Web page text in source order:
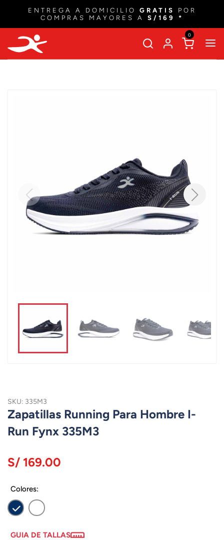
ENTREGA A DOMICILIO GRATIS
POR
COMPRAS MAYORES A S/169 *
0
SKU: 335M3
Zapatillas Running Para Hombre I-
Run Fynx 335M3
S/ 169.00
Colores:
GUIA DE TALLAS